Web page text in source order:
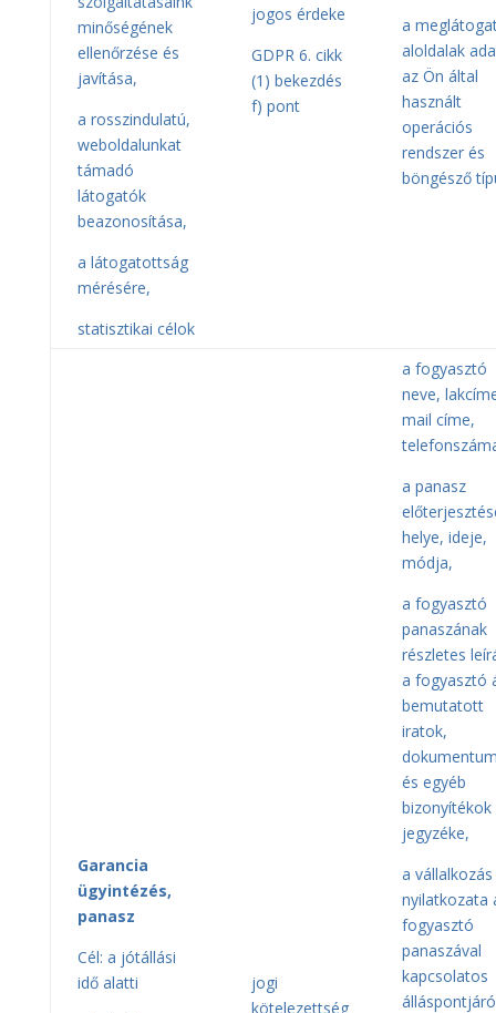
minőségének
ellenőrzése és
javítása,
a rosszindulatú,
weboldalunkat
támadó
látogatók
beazonosítása,
a látogatottság
mérésére,
statisztikai célok
jogos érdeke
GDPR 6. cikk
(1) bekezdés
f) pont
a
aloldalak
az Ön által
használt
operációs
rendszer és
böngésző
Garancia
ügyintézés,
panasz
Cél: a jótállási
idő alatti
jogi
kötelezettség
a fogyasztó
neve,
mail címe,
a panasz
helye, ideje,
módja,
a fogyasztó
panaszának
részletes
a fogyasztó
bemutatott
iratok,
és egyéb
bizonyítékok
jegyzéke,
a vállalkozás
nyilatkozata
fogyasztó
panaszával
kapcsolatos